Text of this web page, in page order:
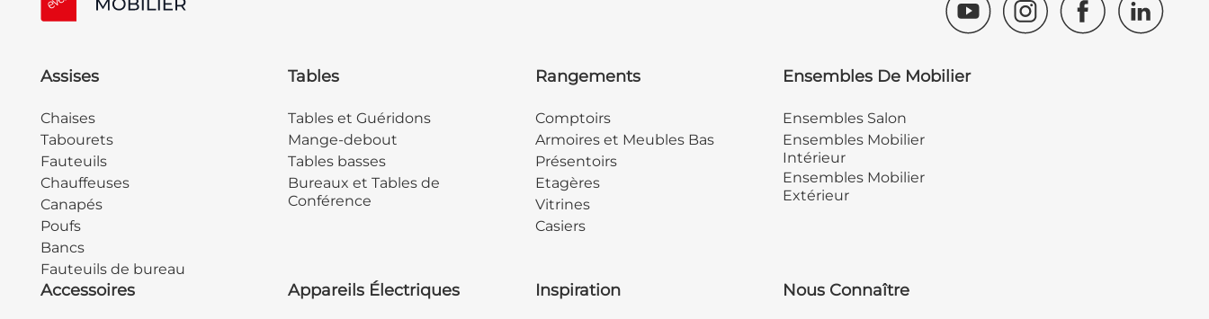
Assises
Chaises
Tabourets
Fauteuils
Chauffeuses
Canapés
Poufs
Bancs
Fauteuils de bureau
Tables
Tables et Guéridons
Mange-debout
Tables basses
Bureaux et Tables de
Conférence
Rangements
Comptoirs
Armoires et Meubles Bas
Présentoirs
Etagères
Vitrines
Casiers
Ensembles De Mobilier
Ensembles Salon
Ensembles Mobilier
Intérieur
Ensembles Mobilier
Extérieur
Accessoires Appareils Électriques Inspiration Nous Connaître